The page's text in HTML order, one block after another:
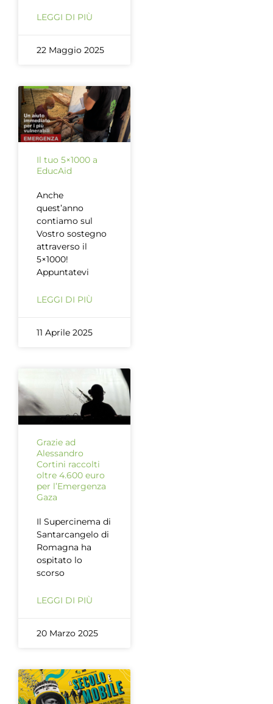
LEGGI DI PIÙ
22 Maggio 2025
Il tuo 5×1000 a
EducAid
Anche
quest’anno
contiamo sul
Vostro sostegno
attraverso il
5×1000!
Appuntatevi
LEGGI DI PIÙ
11 Aprile 2025
Grazie ad
Alessandro
Cortini raccolti
oltre 4.600 euro
per l’Emergenza
Gaza
Il Supercinema di
Santarcangelo di
Romagna ha
ospitato lo
scorso
LEGGI DI PIÙ
20 Marzo 2025